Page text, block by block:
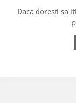
Daca doresti sa